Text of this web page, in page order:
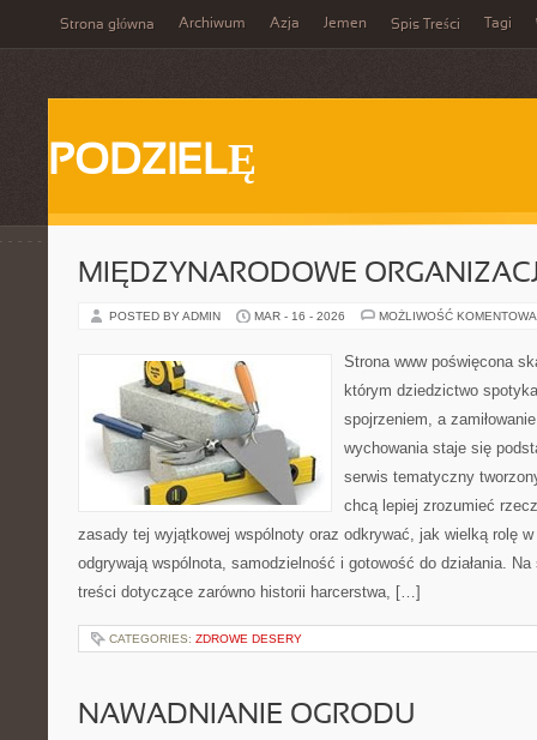
Strona główna Archiwum Azja Jemen Spis Treści Tagi
PODZIELĘ
MIĘDZYNARODOWE
POSTED BY ADMIN MAR - 16 - 2026 MOŻLIWOŚĆ
Strona www poświęcona
którym dziedzictwo
spojrzeniem, a
wychowania staje się
serwis tematyczny
chcą lepiej zrozumieć
zasady tej wyjątkowej wspólnoty oraz odkrywać, jak wielką rolę
odgrywają wspólnota, samodzielność i gotowość do działania.
treści dotyczące zarówno historii harcerstwa, […]
CATEGORIES: ZDROWE DESERY
NAWADNIANIE OGRODU